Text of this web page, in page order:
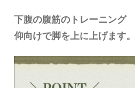
下腹の腹筋のトレーニング
仰向けで脚を上に上げます。